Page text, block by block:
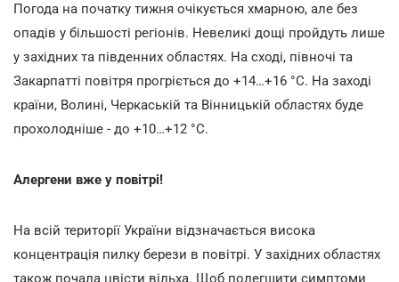
Погода на початку тижня очікується хмарною, але без
опадів у більшості регіонів. Невеликі дощі пройдуть лише
у західних та південних областях. На сході, півночі та
Закарпатті повітря прогріється до +14…+16 °С. На заході
країни, Волині, Черкаській та Вінницькій областях буде
прохолодніше - до +10…+12 °С.
Алергени вже у повітрі!
На всій території України відзначається висока
концентрація пилку берези в повітрі. У західних областях
також почала цвісти вільха. Щоб полегшити симптоми